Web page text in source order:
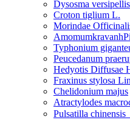
Dysosma versipellis
Croton tiglium L.
Morindae
Typhonium
Peucedanum
Hedyotis Diffusae
Fraxinus stylosa
Chelidonium majus
Atractylodes
Pulsatilla